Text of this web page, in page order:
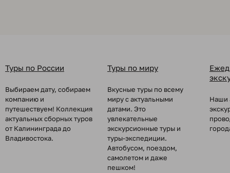
Туры по России
Выбираем дату, собираем
компанию и
путешествуем! Коллекция
актуальных сборных туров
от Калининграда до
Владивостока.
Туры по миру
Вкусные туры по всему
миру с актуальными
датами. Это
увлекательные
экскурсионные туры и
туры-экспедиции.
Автобусом, поездом,
самолетом и даже
пешком!
Наши